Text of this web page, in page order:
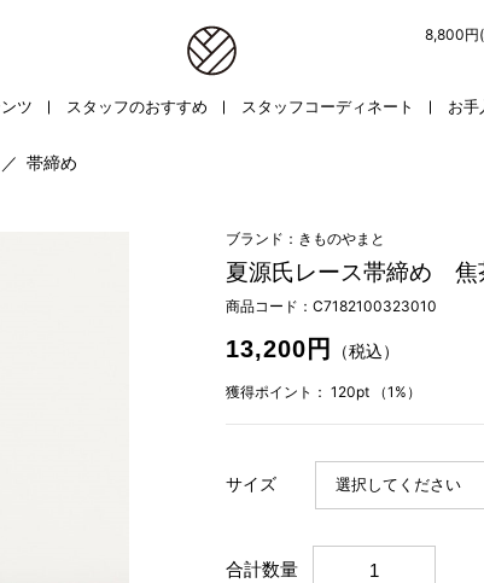
8,800円
ツ スタッフのおすすめ スタッフコーディネート お手
／ 帯締め
ブランド：きものやまと
夏源氏レース帯締め 焦
商品コード： C7182100323010
13,200円 （税込）
獲得ポイント： 120pt （1%）
サイズ
合計数量